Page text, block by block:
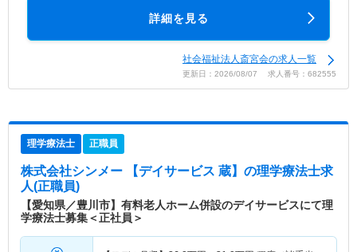
詳細を見る
社会福祉法人斎宮会の求人一覧
更新日：2026/08/07 求人番号：682555
理学療法士 正職員
株式会社シンメー 【デイサービス 蔵】 の理学療法士求
人(正職員)
【愛知県／豊川市】有料老人ホーム併設のデイサービスにて理
学療法士募集＜正社員＞